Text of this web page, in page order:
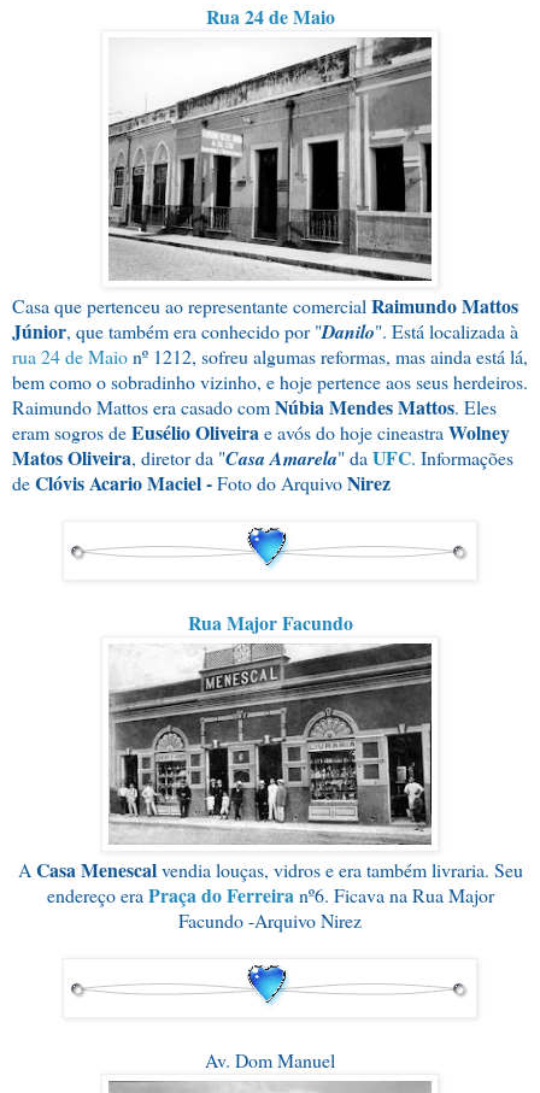
Rua 24 de Maio
Casa que pertenceu ao representante comercial Raimundo Mattos
Júnior, que também era conhecido por "Danilo". Está localizada à
rua 24 de Maionº 1212, sofreu algumas reformas, mas ainda está lá,
bem como o sobradinho vizinho, e hoje pertence aos seus herdeiros.
Raimundo Mattos era casado comNúbia Mendes Mattos. Eles
eram sogros deEusélio Oliveira e avós do hoje cineastra Wolney
Matos Oliveira, diretor da "Casa Amarela" da UFC. Informações
deClóvis Acario Maciel -Foto do ArquivoNirez
Rua Major Facundo
A Casa Menescalvendia louças, vidros e era também livraria. Seu
endereço era Praça do Ferreira nº6. Ficava na Rua Major
Facundo -Arquivo Nirez
Av. Dom Manuel